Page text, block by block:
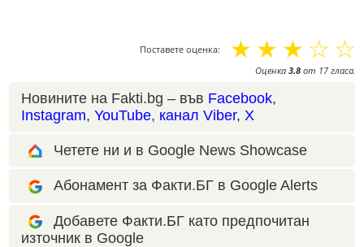
Поставете оценка: ☆
☆
☆
☆
☆
Оценка 3.8 от 17 гласа.
Новините на Fakti.bg – във Facebook,
Instagram, YouTube, канал Viber, X
Четете ни и в Google News Showcase
Абонамент за Факти.БГ в Google Alerts
Добавете Факти.БГ като предпочитан
източник в Google